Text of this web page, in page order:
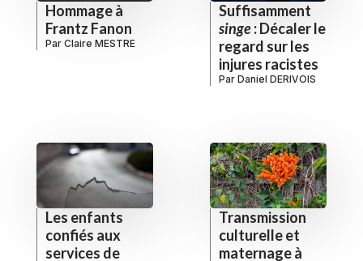
Hommage à
Frantz Fanon
Par Claire MESTRE
Suffisamment
singe: Décaler le
regard sur les
injures racistes
Par Daniel DERIVOIS
Les enfants
confiés aux
services de
Transmission
culturelle et
maternage à